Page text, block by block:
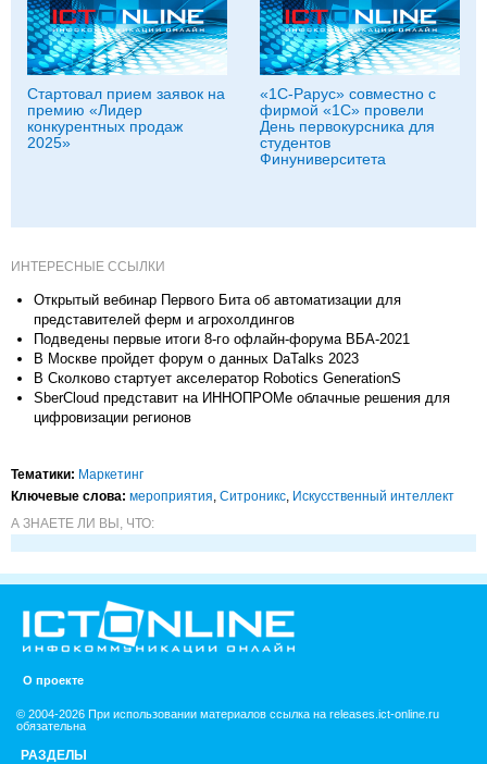
Стартовал прием заявок на
премию «Лидер
конкурентных продаж
2025»
«1С-Рарус» совместно с
фирмой «1С» провели
День первокурсника для
студентов
Финуниверситета
ИНТЕРЕСНЫЕ ССЫЛКИ
Открытый вебинар Первого Бита об автоматизации для
представителей ферм и агрохолдингов
Подведены первые итоги 8-го офлайн-форума ВБА-2021
В Москве пройдет форум о данных DaTalks 2023
В Сколково стартует акселератор Robotics GenerationS
SberCloud представит на ИННОПРОМе облачные решения для
цифровизации регионов
Тематики: Маркетинг
Ключевые слова: мероприятия, Ситроникс, Искусственный интеллект
А ЗНАЕТЕ ЛИ ВЫ, ЧТО:
О проекте
© 2004-2026 При использовании материалов ссылка на releases.ict-online.ru
обязательна
РАЗДЕЛЫ